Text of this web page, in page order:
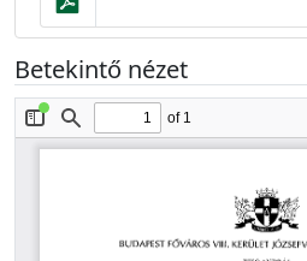
Betekintő nézet